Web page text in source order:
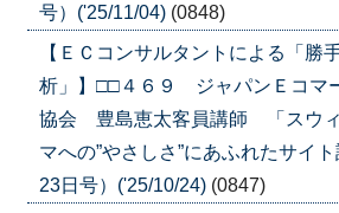
号）('25/11/04) (0848)
【ＥＣコンサルタントによる「勝
析」】□□４６９ ジャパンＥコマ
協会 豊島恵太客員講師 「スウ
マへの”やさしさ”にあふれたサイ
23日号）('25/10/24) (0847)